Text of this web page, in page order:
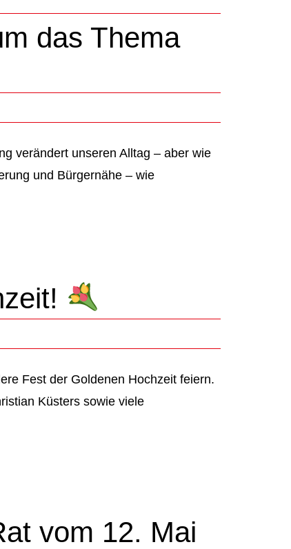
das Thema
verändert unseren Alltag – aber wie
und Bürgernähe – wie
Fest der Goldenen Hochzeit feiern.
Küsters sowie viele
vom 12. Mai